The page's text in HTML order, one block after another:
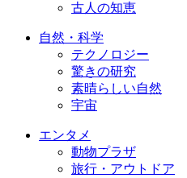
古人の知恵
自然・科学
テクノロジー
驚きの研究
素晴らしい自然
宇宙
エンタメ
動物プラザ
旅行・アウトドア